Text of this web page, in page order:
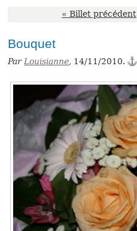
« Billet précédent
Bouquet
ParLouisianne, 14/11/2010.